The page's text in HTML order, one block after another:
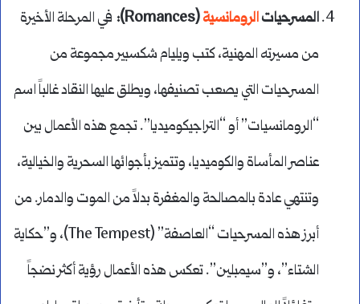
المسرحياتالرومانسية(Romances):
في المرحلة الأخيرة
من مسيرته المهنية، كتب ويليام شكسبير مجموعة من
المسرحيات التي يصعب تصنيفها، ويطلق عليها النقاد غالباً اسم
“الرومانسيات” أو “التراجيكوميديا”. تجمع هذه الأعمال بين
عناصر المأساة والكوميديا، وتتميز بأجوائها السحرية والخيالية،
وتنتهي عادة بالمصالحة والمغفرة بدلاً من الموت والدمار. من
أبرز هذه المسرحيات “العاصفة” (The Tempest)، و”حكاية
الشتاء”، و”سيمبلين”. تعكس هذه الأعمال رؤية أكثر نضجاً